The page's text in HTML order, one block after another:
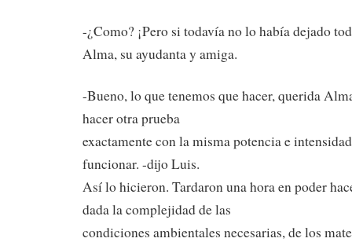
-¿Como? ¡Pero si todavía no lo había dejado
Alma, su ayudanta y amiga.
-Bueno, lo que tenemos que hacer, querida
hacer otra prueba
exactamente con la misma potencia e
funcionar. -dijo Luis.
Así lo hicieron. Tardaron una hora en poder
dada la complejidad de las
condiciones ambientales necesarias, de los